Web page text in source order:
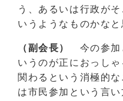
う、あるいは行政が
いうようなものかなと
（副会長）
今の参加
いうのが正におっし
関わるという消極的
は市民参加という言